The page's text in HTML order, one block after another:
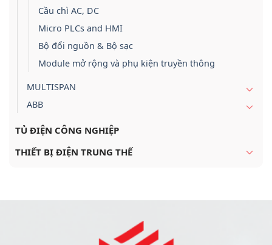
Cầu chì AC, DC
Micro PLCs and HMI
Bộ đổi nguồn & Bộ sạc
Module mở rộng và phụ kiện truyền thông
MULTISPAN
ABB
TỦ ĐIỆN CÔNG NGHIỆP
THIẾT BỊ ĐIỆN TRUNG THẾ